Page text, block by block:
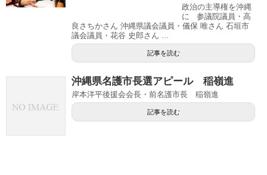
政治の主導権を沖縄
に 参議院議員・高
良さちかさん 沖縄県議会議員・儀保 唯さん 石垣市
議会議員・花谷 史郎さん ...
記事を読む
沖縄県名護市長選アピール 稲嶺進
岸本洋平後援会会長・前名護市長 稲嶺進
記事を読む